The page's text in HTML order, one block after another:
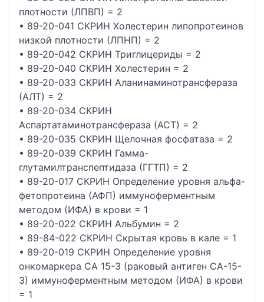
плотности (ЛПВП) = 2
• 89-20-041 СКРИН Холестерин липопротеинов
низкой плотности (ЛПНП) = 2
• 89-20-042 СКРИН Триглицериды = 2
• 89-20-040 СКРИН Холестерин = 2
• 89-20-033 СКРИН Аланинаминотрансфераза
(АЛТ) = 2
• 89-20-034 СКРИН
Аспартатаминотрансфераза (АСТ) = 2
• 89-20-035 СКРИН Щелочная фосфатаза = 2
• 89-20-039 СКРИН Гамма-
глутамилтранспептидаза (ГГТП) = 2
• 89-20-017 СКРИН Определение уровня альфа-
фетопротеина (АФП) иммуноферментным
методом (ИФА) в крови = 1
• 89-20-022 СКРИН Альбумин = 2
• 89-84-022 СКРИН Скрытая кровь в кале = 1
• 89-20-019 СКРИН Определение уровня
онкомаркера CA 15-3 (раковый антиген CA-15-
3) иммуноферментным методом (ИФА) в крови
= 1